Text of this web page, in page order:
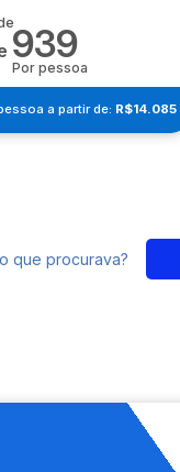
939
Por pessoa
a partir de: R$14.085
que procurava?